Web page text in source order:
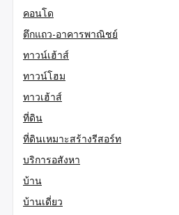
คอนโด
ตึกแถว-อาคารพาณิชย์
ทาวน์เฮ้าส์
ทาวน์โฮม
ทาวเฮ้าส์
ที่ดิน
ที่ดินเหมาะสร้างรีสอร์ท
บริการอสังหา
บ้าน
บ้านเดี่ยว